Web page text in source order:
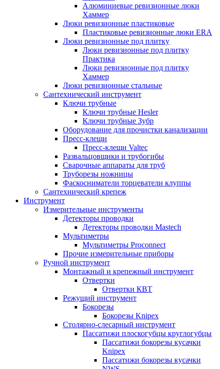
Алюминиевые ревизионные люки
Хаммер
Люки ревизионные пластиковые
Пластиковые ревизионные люки ERA
Люки ревизионные под плитку
Люки ревизионные под плитку
Практика
Люки ревизионные под плитку
Хаммер
Люки ревизионные стальные
Сантехнический инструмент
Ключи трубные
Ключи трубные Hesler
Ключи трубные Зубр
Оборудование для прочистки канализации
Пресс-клещи
Пресс-клещи Valtec
Развальцовщики и трубогибы
Сварочные аппараты для труб
Труборезы ножницы
Фаскосниматели торцеватели клуппы
Сантехнический крепеж
Инструмент
Измерительные инструменты
Детекторы проводки
Детекторы проводки Mastech
Мультиметры
Мультиметры Proconnect
Прочие измерительные приборы
Ручной инструмент
Монтажный и крепежный инструмент
Отвертки
Отвертки КВТ
Режущий инструмент
Бокорезы
Бокорезы Knipex
Столярно-слесарный инструмент
Пассатижи плоскогубцы круглогубцы
Пассатижи бокорезы кусачки
Knipex
Пассатижи бокорезы кусачки